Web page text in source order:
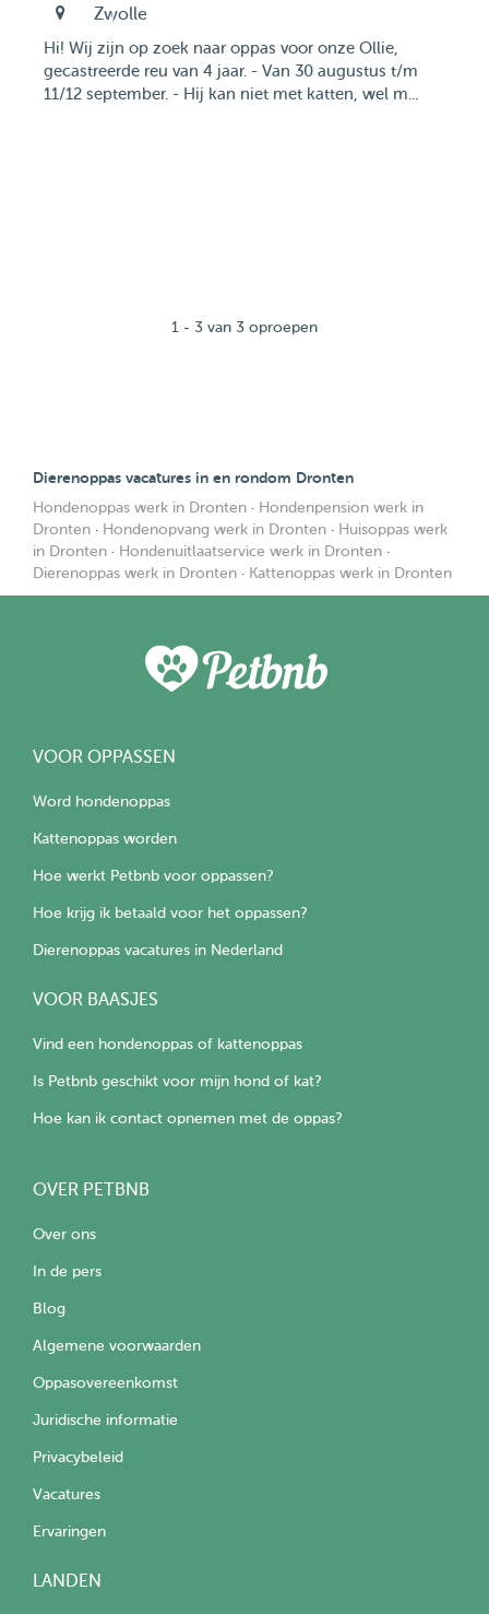
Zwolle
Hi! Wij zijn op zoek naar oppas voor onze Ollie,
gecastreerde reu van 4 jaar. - Van 30 augustus t/m
11/12 september. - Hij kan niet met katten, wel m...
1 - 3 van 3 oproepen
Dierenoppas vacatures in en rondom Dronten
Hondenoppas werk in Dronten · Hondenpension werk in
Dronten · Hondenopvang werk in Dronten · Huisoppas werk
in Dronten · Hondenuitlaatservice werk in Dronten ·
Dierenoppas werk in Dronten · Kattenoppas werk in Dronten
VOOR OPPASSEN
Word hondenoppas
Kattenoppas worden
Hoe werkt Petbnb voor oppassen?
Hoe krijg ik betaald voor het oppassen?
Dierenoppas vacatures in Nederland
VOOR BAASJES
Vind een hondenoppas of kattenoppas
Is Petbnb geschikt voor mijn hond of kat?
Hoe kan ik contact opnemen met de oppas?
OVER PETBNB
Over ons
In de pers
Blog
Algemene voorwaarden
Oppasovereenkomst
Juridische informatie
Privacybeleid
Vacatures
Ervaringen
LANDEN